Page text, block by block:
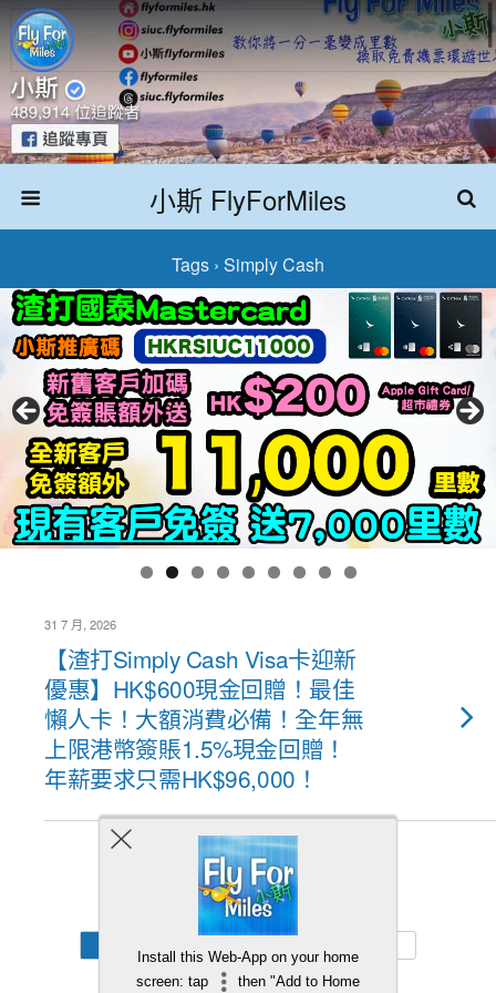
小斯 FlyForMiles
Tags › Simply Cash
31 7 月, 2026
【渣打Simply Cash Visa卡迎新
優惠】HK$600現金回贈！最佳
懶人卡！大額消費必備！全年無
上限港幣簽賬1.5%現金回贈！
年薪要求只需HK$96,000！
Back to top
Install this Web-App on your home
screen: tap
then "Add to Home